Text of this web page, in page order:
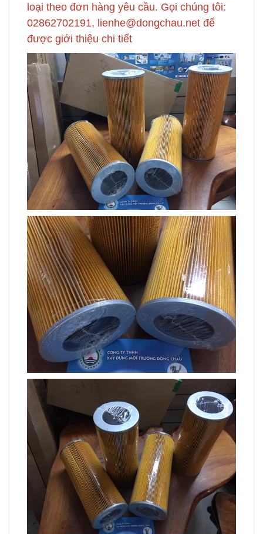
loại theo đơn hàng yêu cầu. Gọi chúng tôi:
02862702191, lienhe@dongchau.net để
được giới thiệu chi tiết